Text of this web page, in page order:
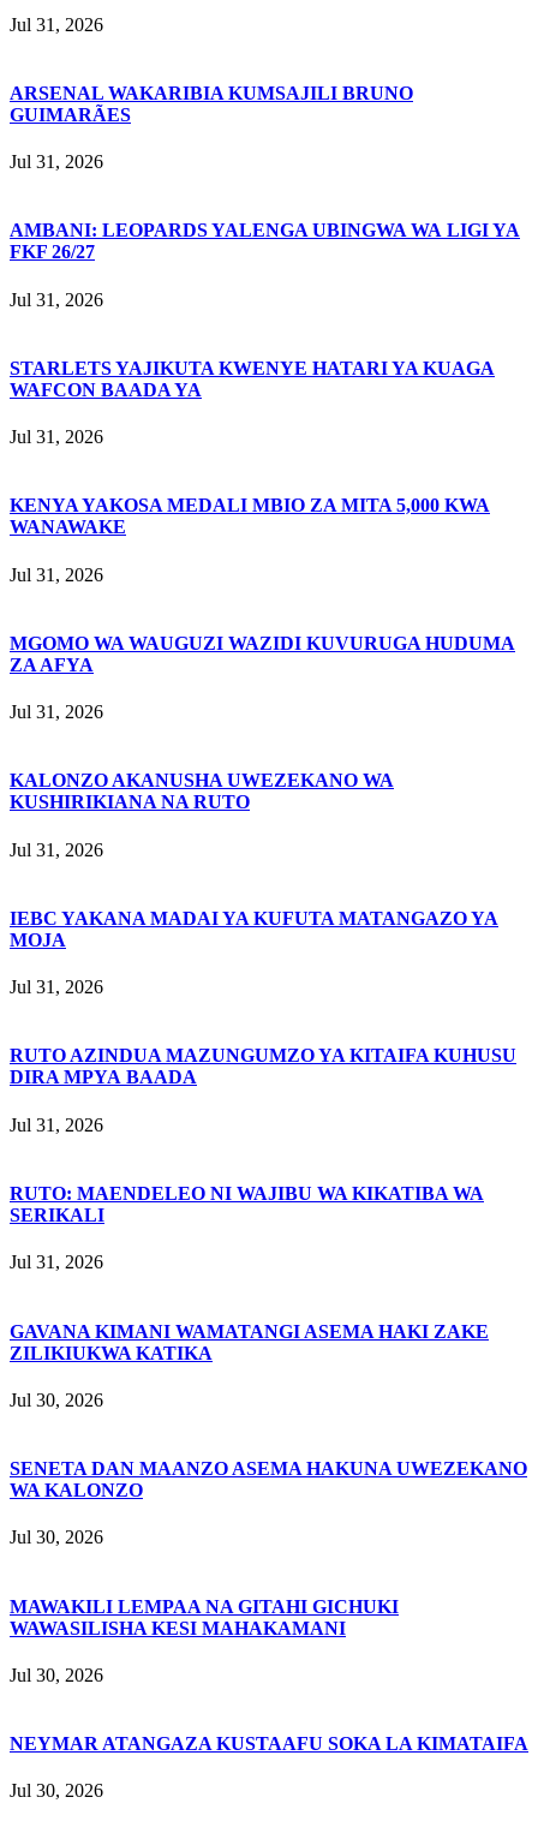
Jul 31, 2026
ARSENAL WAKARIBIA KUMSAJILI BRUNO
GUIMARÃES
Jul 31, 2026
AMBANI: LEOPARDS YALENGA UBINGWA WA LIGI YA
FKF 26/27
Jul 31, 2026
STARLETS YAJIKUTA KWENYE HATARI YA KUAGA
WAFCON BAADA YA
Jul 31, 2026
KENYA YAKOSA MEDALI MBIO ZA MITA 5,000 KWA
WANAWAKE
Jul 31, 2026
MGOMO WA WAUGUZI WAZIDI KUVURUGA HUDUMA
ZA AFYA
Jul 31, 2026
KALONZO AKANUSHA UWEZEKANO WA
KUSHIRIKIANA NA RUTO
Jul 31, 2026
IEBC YAKANA MADAI YA KUFUTA MATANGAZO YA
MOJA
Jul 31, 2026
RUTO AZINDUA MAZUNGUMZO YA KITAIFA KUHUSU
DIRA MPYA BAADA
Jul 31, 2026
RUTO: MAENDELEO NI WAJIBU WA KIKATIBA WA
SERIKALI
Jul 31, 2026
GAVANA KIMANI WAMATANGI ASEMA HAKI ZAKE
ZILIKIUKWA KATIKA
Jul 30, 2026
SENETA DAN MAANZO ASEMA HAKUNA UWEZEKANO
WA KALONZO
Jul 30, 2026
MAWAKILI LEMPAA NA GITAHI GICHUKI
WAWASILISHA KESI MAHAKAMANI
Jul 30, 2026
NEYMAR ATANGAZA KUSTAAFU SOKA LA KIMATAIFA
Jul 30, 2026